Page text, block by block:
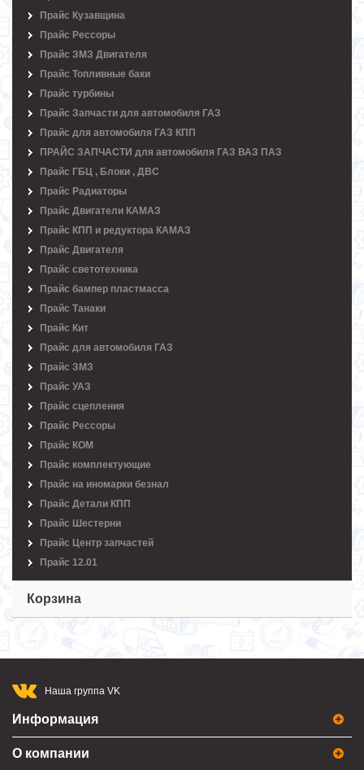
Прайс Кузавщина
Прайс Рессоры
Прайс ЗМЗ Двигателя
Прайс Топливные баки
Прайс турбины
Прайс Запчасти для автомобиля ГАЗ
Прайс для автомобиля ГАЗ КПП
ПРАЙС ЗАПЧАСТИ для автомобиля ГАЗ ВАЗ ПАЗ
Прайс ГБЦ , Блоки , ДВС
Прайс Радиаторы
Прайс Двигатели КАМАЗ
Прайс КПП и редуктора КАМАЗ
Прайс Двигателя
Прайс светотехника
Прайс бампер пластмасса
Прайс Танаки
Прайс Кит
Прайс для автомобиля ГАЗ
Прайс ЗМЗ
Прайс УАЗ
Прайс сцепления
Прайс Рессоры
Прайс КОМ
Прайс комплектующие
Прайс на иномарки безнал
Прайс Детали КПП
Прайс Шестерни
Прайс Центр запчастей
Прайс 12.01
Корзина
Наша группа VK
Информация
О компании